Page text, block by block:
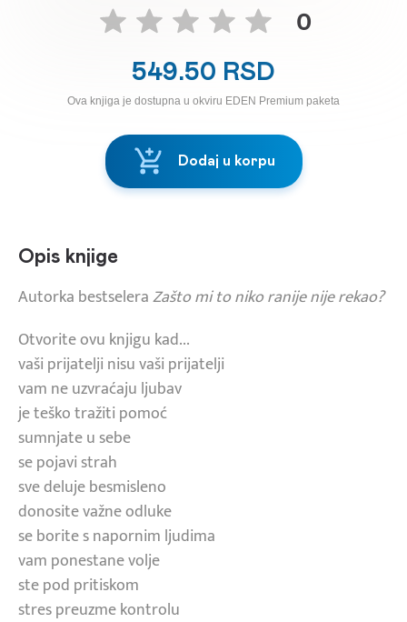
0
549.50 RSD
Ova knjiga je dostupna u okviru EDEN Premium paketa
Dodaj u korpu
Opis knjige
Autorka bestseleraZašto mi to niko ranije nije rekao?
Otvorite ovu knjigu kad...
vaši prijatelji nisu vaši prijatelji
vam ne uzvraćaju ljubav
je teško tražiti pomoć
sumnjate u sebe
se pojavi strah
sve deluje besmisleno
donosite važne odluke
se borite s napornim ljudima
vam ponestane volje
ste pod pritiskom
stres preuzme kontrolu